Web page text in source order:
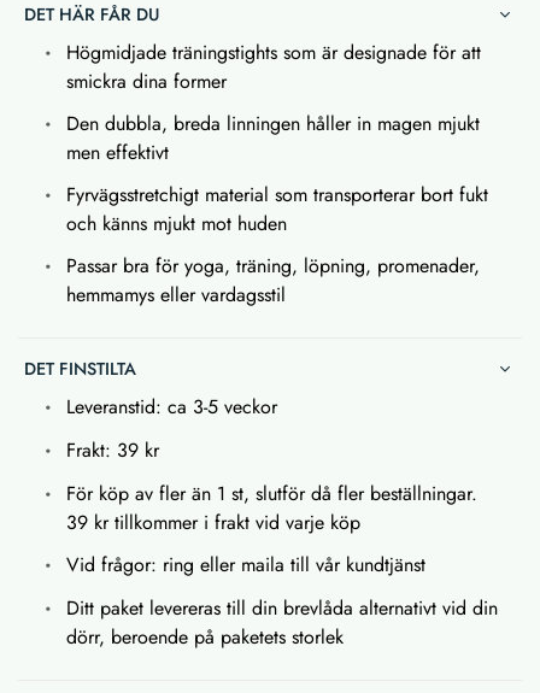
DET HÄR FÅR DU
Högmidjade träningstights som är designade för att
smickra dina former
Den dubbla, breda linningen håller in magen mjukt
men effektivt
Fyrvägsstretchigt material som transporterar bort fukt
och känns mjukt mot huden
Passar bra för yoga, träning, löpning, promenader,
hemmamys eller vardagsstil
DET FINSTILTA
Leveranstid: ca 3-5 veckor
Frakt: 39 kr
För köp av fler än 1 st, slutför då fler beställningar.
39 kr tillkommer i frakt vid varje köp
Vid frågor: ring eller maila till vår kundtjänst
Ditt paket levereras till din brevlåda alternativt vid din
dörr, beroende på paketets storlek